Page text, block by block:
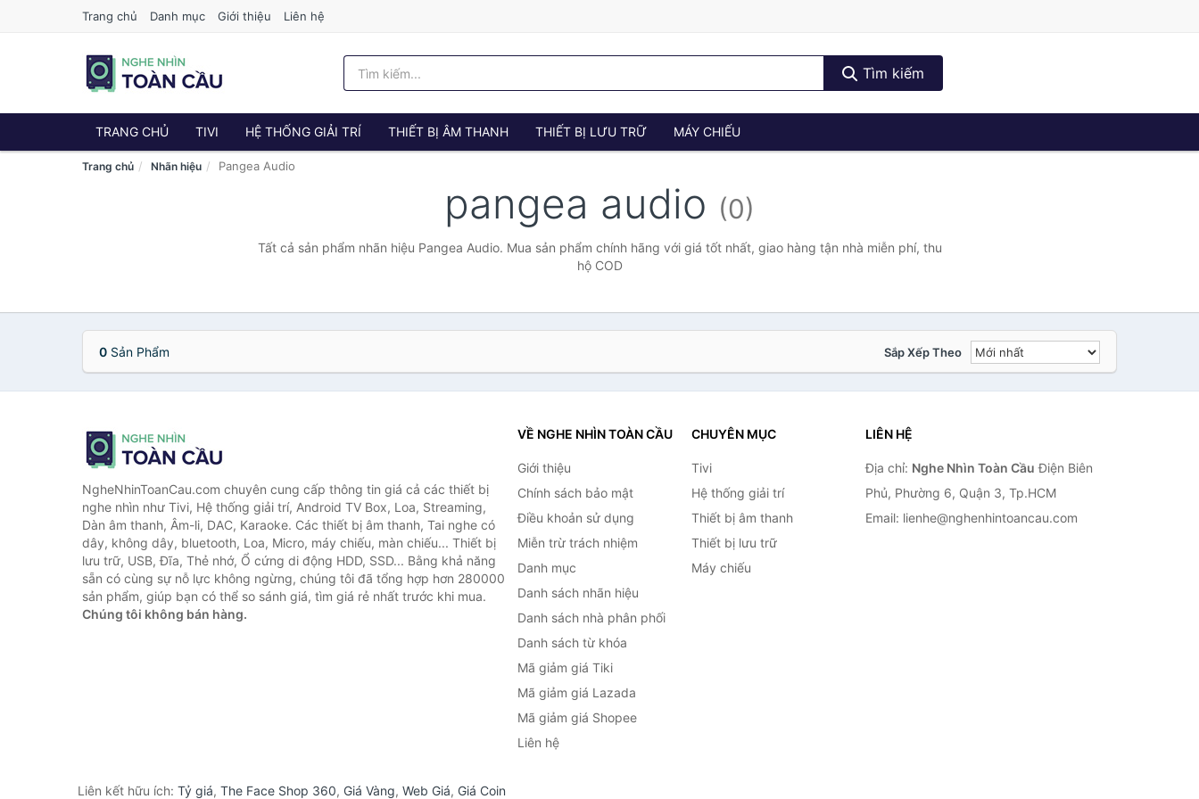
Trang chủ Danh mục Giới thiệu Liên hệ
Tìm kiếm
TRANG CHỦ TIVI HỆ THỐNG GIẢI TRÍ THIẾT BỊ ÂM THANH THIẾT BỊ LƯU TRỮ MÁY CHIẾU
Trang chủ Nhãn hiệu Pangea Audio
pangea audio (0)
Tất cả sản phẩm nhãn hiệu Pangea Audio. Mua sản phẩm chính hãng với giá tốt nhất, giao hàng tận nhà miễn phí, thu
hộ COD
0 Sản Phẩm Sắp Xếp Theo
NgheNhinToanCau.com chuyên cung cấp thông tin giá cả các thiết bị
nghe nhìn như Tivi, Hệ thống giải trí, Android TV Box, Loa, Streaming,
Dàn âm thanh, Âm-li, DAC, Karaoke. Các thiết bị âm thanh, Tai nghe có
dây, không dây, bluetooth, Loa, Micro, máy chiếu, màn chiếu... Thiết bị
lưu trữ, USB, Đĩa, Thẻ nhớ, Ổ cứng di động HDD, SSD... Bằng khả năng
sẵn có cùng sự nỗ lực không ngừng, chúng tôi đã tổng hợp hơn 280000
sản phẩm, giúp bạn có thể so sánh giá, tìm giá rẻ nhất trước khi mua.
Chúng tôi không bán hàng.
VỀ NGHE NHÌN TOÀN CẦU
Giới thiệu
Chính sách bảo mật
Điều khoản sử dụng
Miễn trừ trách nhiệm
Danh mục
Danh sách nhãn hiệu
Danh sách nhà phân phối
Danh sách từ khóa
Mã giảm giá Tiki
Mã giảm giá Lazada
Mã giảm giá Shopee
Liên hệ
CHUYÊN MỤC
Tivi
Hệ thống giải trí
Thiết bị âm thanh
Thiết bị lưu trữ
Máy chiếu
LIÊN HỆ
Địa chỉ: Nghe Nhìn Toàn Cầu Điện Biên
Phủ, Phường 6, Quận 3, Tp.HCM
Email: lienhe@nghenhintoancau.com
Liên kết hữu ích: Tỷ giá, The Face Shop 360, Giá Vàng, Web Giá, Giá Coin